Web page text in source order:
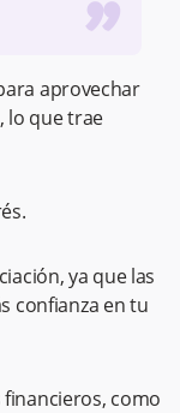
”
aprovechar
lo que trae
ya que las
confianza en tu
como